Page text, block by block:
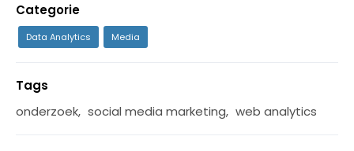
Categorie
Data Analytics Media
Tags
onderzoek, social media marketing, web analytics